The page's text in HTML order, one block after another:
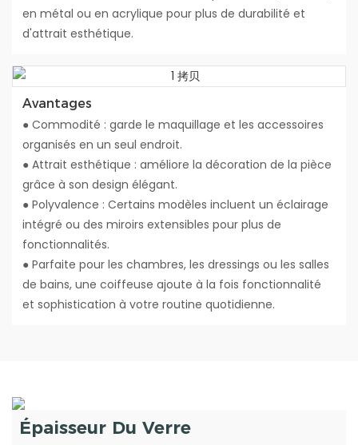
en métal ou en acrylique pour plus de durabilité et
d'attrait esthétique.
Avantages
● Commodité : garde le maquillage et les accessoires
organisés en un seul endroit.
● Attrait esthétique : améliore la décoration de la pièce
grâce à son design élégant.
● Polyvalence : Certains modèles incluent un éclairage
intégré ou des miroirs extensibles pour plus de
fonctionnalités.
● Parfaite pour les chambres, les dressings ou les salles
de bains, une coiffeuse ajoute à la fois fonctionnalité
et sophistication à votre routine quotidienne.
Épaisseur Du Verre